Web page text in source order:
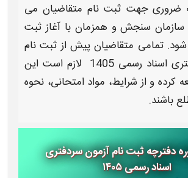
ضروری جهت ثبت ناممتقاضیان می
سنجش و همزمان با آغاز ثبت
تمامی متقاضیان پیش از ثبت نام
اسناد رسمی 1405
لازم است این
کرده و از شرایط، مواد امتحانی، نحوه
باشند.
دفترچه ثبت نام آزمون سردفتری
اسناد رسمی ۱۴۰۵